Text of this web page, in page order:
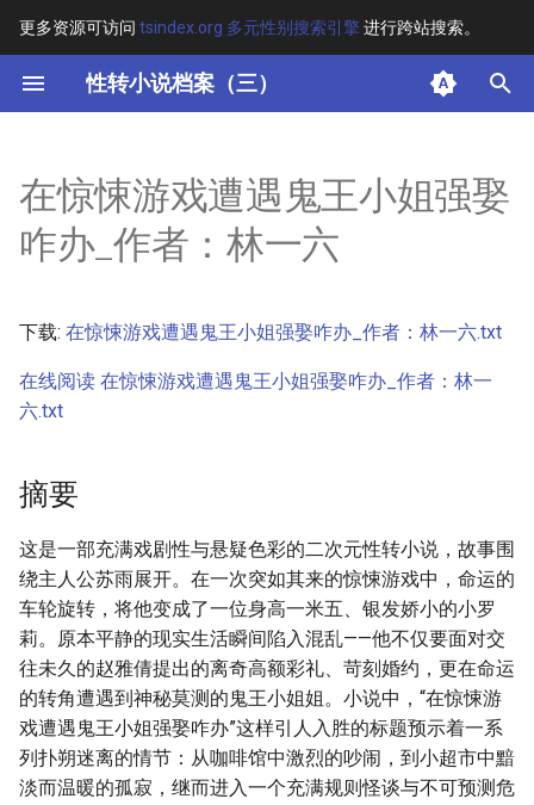
更多资源可访问 tsindex.org 多元性别搜索引擎进行跨站搜索。
性转小说档案（三）
键
开
始
索
其他信息
在惊悚游戏遭遇鬼王小姐强娶
咋办_作者：林一六
下载: 在惊悚游戏遭遇鬼王小姐强娶咋办_作者：林一六.txt
在线阅读 在惊悚游戏遭遇鬼王小姐强娶咋办_作者：林一
六.txt
摘要
这是一部充满戏剧性与悬疑色彩的二次元性转小说，故事围
绕主人公苏雨展开。在一次突如其来的惊悚游戏中，命运的
车轮旋转，将他变成了一位身高一米五、银发娇小的小罗
莉。原本平静的现实生活瞬间陷入混乱——他不仅要面对交
往未久的赵雅倩提出的离奇高额彩礼、苛刻婚约，更在命运
的转角遭遇到神秘莫测的鬼王小姐姐。小说中，“在惊悚游
戏遭遇鬼王小姐强娶咋办”这样引人入胜的标题预示着一系
列扑朔迷离的情节：从咖啡馆中激烈的吵闹，到小超市中黯
淡而温暖的孤寂，继而进入一个充满规则怪谈与不可预测危